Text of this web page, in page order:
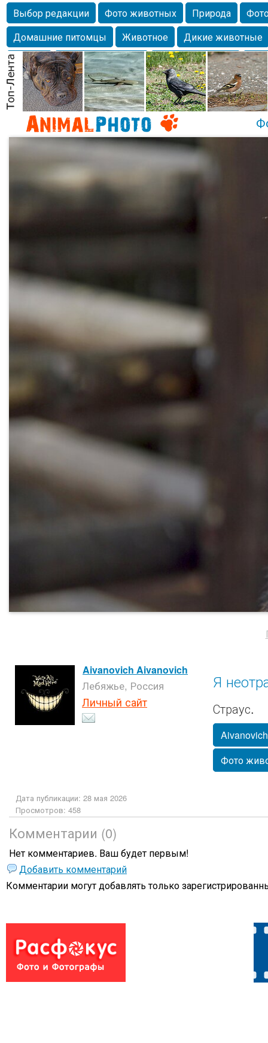
Выбор редакции Фото животных Природа
Домашние питомцы
Животное
Дикие животные
Собаки
Alexanderandronik Млекопитающие
Морда
Собачка Осень Портрет
Домашние
Насекомое
Коты Lebert Дикие птицы Утка
Aivanovich Aivanovich
Лебяжье, Россия
Личный сайт
Я
Страус.
Aivanovich
Фото
Дата публикации: 28 мая 2026
Просмотров: 458
Комментарии (0)
Нет комментариев. Ваш будет первым!
Добавить комментарий
Комментарии могут добавлять только